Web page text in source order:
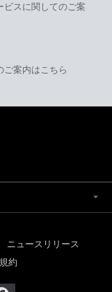
ビスに関してのご案
ご案内はこちら
ニュースリリース
約